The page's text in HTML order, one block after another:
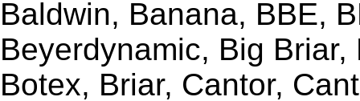
Baldwin, Banana, BBE,
Beyerdynamic, Big
Botex, Briar, Cantor,